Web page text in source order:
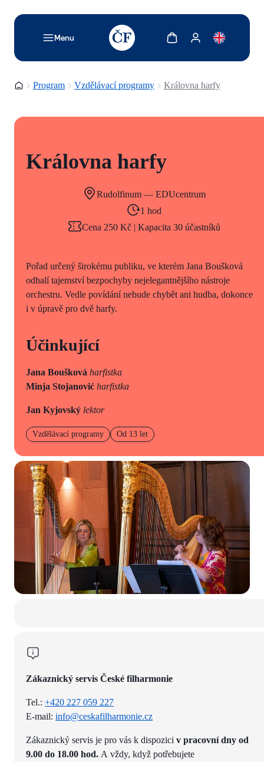
Menu
TODO: Add description for reader
Zobrazit košíkZobrazit můj účet
Domovská stránka
Program Vzdělávací programy Královna harfy
Královna harfy
Rudolfinum — EDUcentrum
1 hod
Cena 250 Kč | Kapacita 30 účastníků
Pořad určený širokému publiku, ve kterém Jana Boušková
odhalí tajemství bezpochyby nejelegantnějšího nástroje
orchestru. Vedle povídání nebude chybět ani hudba, dokonce
i v úpravě pro dvě harfy.
Účinkující
Jana Boušková harfistka
Minja Stojanović harfistka
Jan Kyjovský lektor
Vzdělávací programy Od 13 let
Zákaznický servis České filharmonie
Tel.: +420 227 059 227
E-mail: info@ceskafilharmonie.cz
Zákaznický servis je pro vás k dispozici v pracovní dny od
9.00 do 18.00 hod. A vždy, když potřebujete